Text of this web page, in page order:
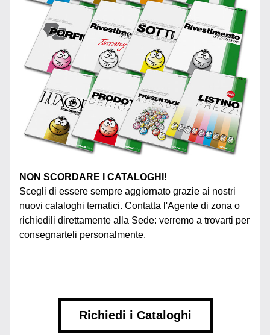
NON SCORDARE I CATALOGHI!
Scegli di essere sempre aggiornato grazie ai nostri
nuovi calaloghi tematici. Contatta l'Agente di zona o
richiedili direttamente alla Sede: verremo a trovarti per
consegnarteli personalmente.
Richiedi i Cataloghi